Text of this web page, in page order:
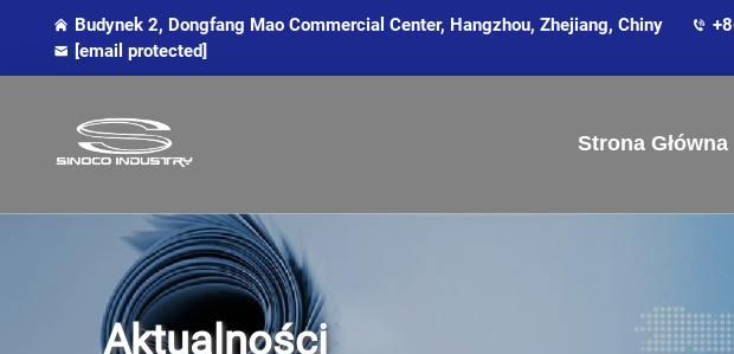
Budynek 2, Dongfang Mao Commercial Center, Hangzhou, Zhejiang, Chiny
[email protected]
Strona Główna
Aktualności